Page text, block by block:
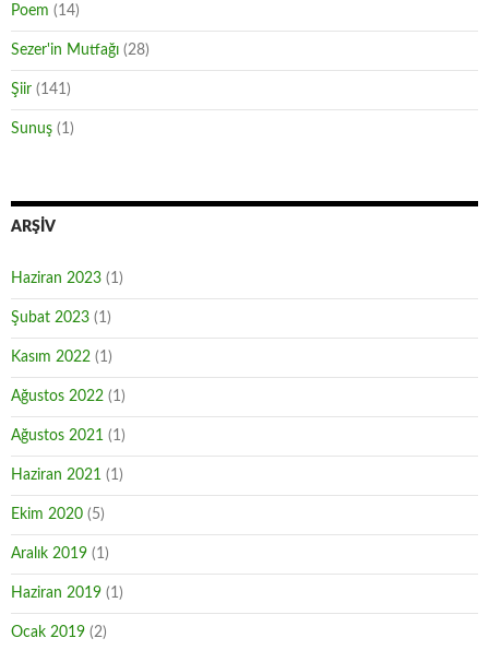
Poem (14)
Sezer'in Mutfağı (28)
Şiir (141)
Sunuş (1)
ARŞIV
Haziran 2023 (1)
Şubat 2023 (1)
Kasım 2022 (1)
Ağustos 2022 (1)
Ağustos 2021 (1)
Haziran 2021 (1)
Ekim 2020 (5)
Aralık 2019 (1)
Haziran 2019 (1)
Ocak 2019 (2)